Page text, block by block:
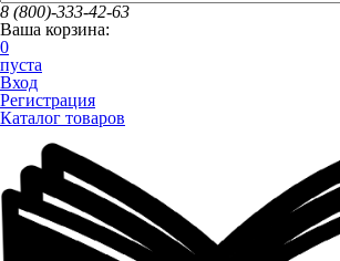
8 (800)-333-42-63
Ваша корзина:
0
пуста
Вход
Регистрация
Каталог товаров